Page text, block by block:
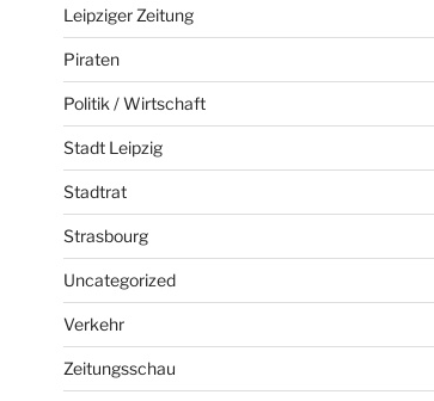
Leipziger Zeitung
Piraten
Politik / Wirtschaft
Stadt Leipzig
Stadtrat
Strasbourg
Uncategorized
Verkehr
Zeitungsschau